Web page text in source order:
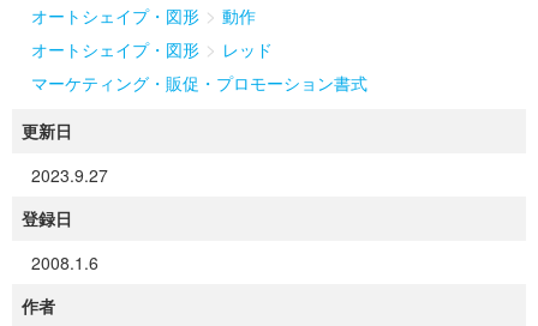
オートシェイプ・図形 > 動作
オートシェイプ・図形 > レッド
マーケティング・販促・プロモーション書式
更新日
2023.9.27
登録日
2008.1.6
作者